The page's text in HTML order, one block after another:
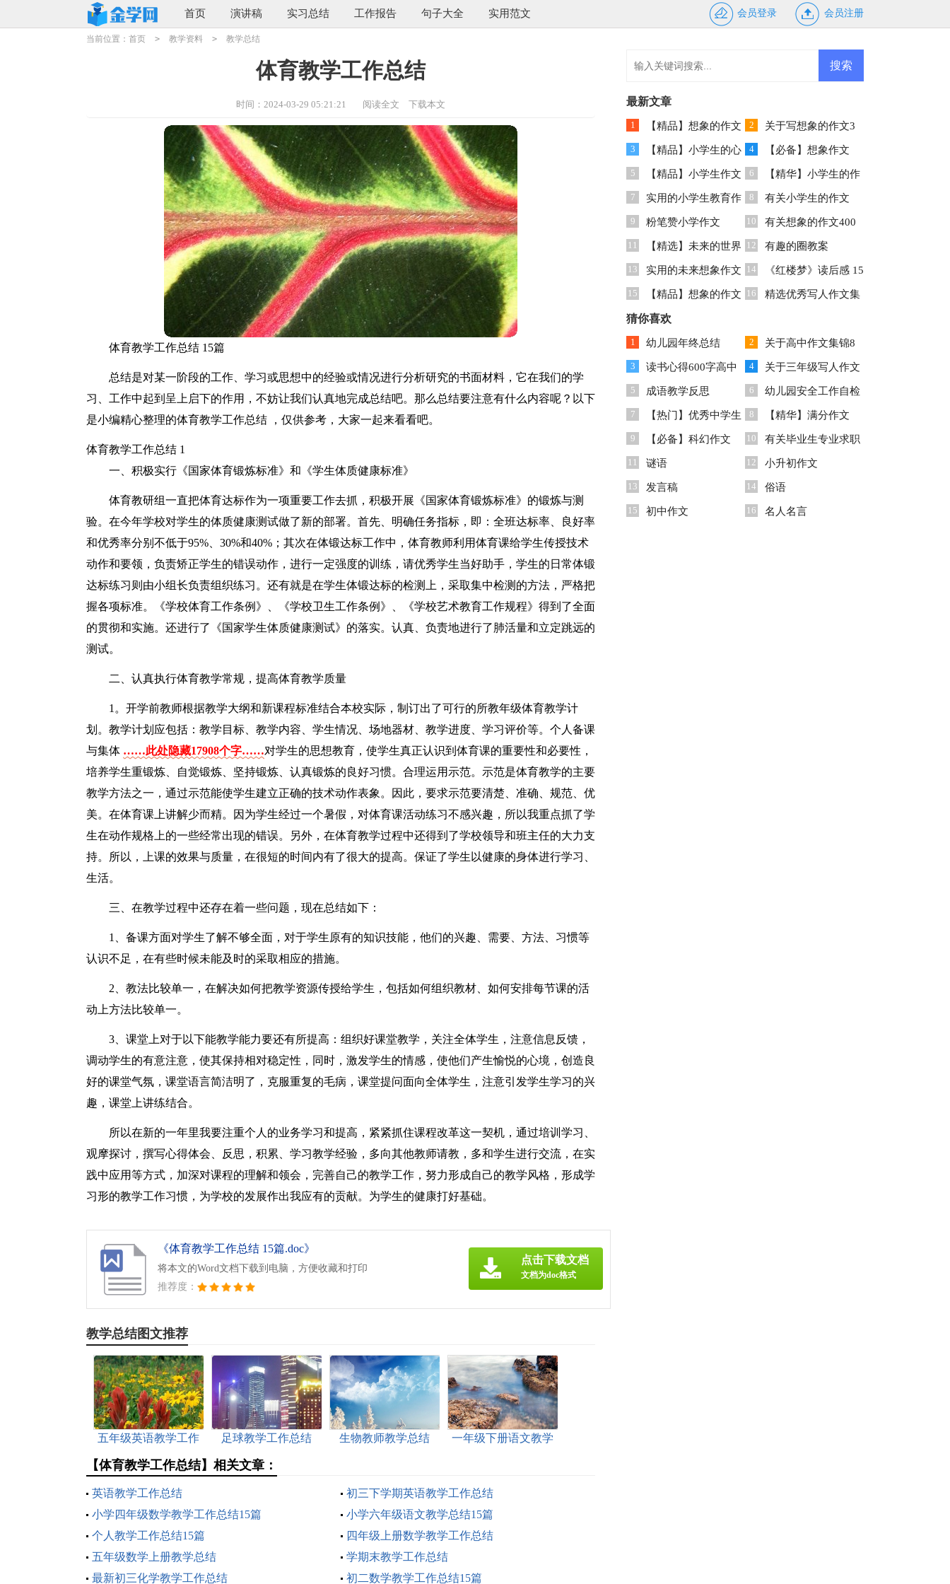
首页 演讲稿 实习总结 工作报告 句子大全 实用范文 会员登录 会员注册
当前位置： 首页 > 教学资料 > 教学总结
体育教学工作总结
时间：2024-03-29 05:21:21 阅读全文 下载本文
体育教学工作总结 15篇
总结是对某一阶段的工作、学习或思想中的经验或情况进行分析研究的书面材料，它在我们的学
习、工作中起到呈上启下的作用，不妨让我们认真地完成总结吧。那么总结要注意有什么内容呢？以下
是小编精心整理的体育教学工作总结 ，仅供参考，大家一起来看看吧。
体育教学工作总结 1
一、积极实行《国家体育锻炼标准》和《学生体质健康标准》
体育教研组一直把体育达标作为一项重要工作去抓，积极开展《国家体育锻炼标准》的锻炼与测
验。在今年学校对学生的体质健康测试做了新的部署。首先、明确任务指标，即：全班达标率、良好率
和优秀率分别不低于95%、30%和40%；其次在体锻达标工作中，体育教师利用体育课给学生传授技术
动作和要领，负责矫正学生的错误动作，进行一定强度的训练，请优秀学生当好助手，学生的日常体锻
达标练习则由小组长负责组织练习。还有就是在学生体锻达标的检测上，采取集中检测的方法，严格把
握各项标准。《学校体育工作条例》、《学校卫生工作条例》、《学校艺术教育工作规程》得到了全面
的贯彻和实施。还进行了《国家学生体质健康测试》的落实。认真、负责地进行了肺活量和立定跳远的
测试。
二、认真执行体育教学常规，提高体育教学质量
1。开学前教师根据教学大纲和新课程标准结合本校实际，制订出了可行的所教年级体育教学计
划。教学计划应包括：教学目标、教学内容、学生情况、场地器材、教学进度、学习评价等。个人备课
与集体 ……此处隐藏17908个字……对学生的思想教育，使学生真正认识到体育课的重要性和必要性，
培养学生重锻炼、自觉锻炼、坚持锻炼、认真锻炼的良好习惯。合理运用示范。示范是体育教学的主要
教学方法之一，通过示范能使学生建立正确的技术动作表象。因此，要求示范要清楚、准确、规范、优
美。在体育课上讲解少而精。因为学生经过一个暑假，对体育课活动练习不感兴趣，所以我重点抓了学
生在动作规格上的一些经常出现的错误。另外，在体育教学过程中还得到了学校领导和班主任的大力支
持。所以，上课的效果与质量，在很短的时间内有了很大的提高。保证了学生以健康的身体进行学习、
生活。
三、在教学过程中还存在着一些问题，现在总结如下：
1、备课方面对学生了解不够全面，对于学生原有的知识技能，他们的兴趣、需要、方法、习惯等
认识不足，在有些时候未能及时的采取相应的措施。
2、教法比较单一，在解决如何把教学资源传授给学生，包括如何组织教材、如何安排每节课的活
动上方法比较单一。
3、课堂上对于以下能教学能力要还有所提高：组织好课堂教学，关注全体学生，注意信息反馈，
调动学生的有意注意，使其保持相对稳定性，同时，激发学生的情感，使他们产生愉悦的心境，创造良
好的课堂气氛，课堂语言简洁明了，克服重复的毛病，课堂提问面向全体学生，注意引发学生学习的兴
趣，课堂上讲练结合。
所以在新的一年里我要注重个人的业务学习和提高，紧紧抓住课程改革这一契机，通过培训学习、
观摩探讨，撰写心得体会、反思，积累、学习教学经验，多向其他教师请教，多和学生进行交流，在实
践中应用等方式，加深对课程的理解和领会，完善自己的教学工作，努力形成自己的教学风格，形成学
习形的教学工作习惯，为学校的发展作出我应有的贡献。为学生的健康打好基础。
《体育教学工作总结 15篇.doc》
将本文的Word文档下载到电脑，方便收藏和打印
推荐度：
点击下载文档
文档为doc格式
教学总结图文推荐
五年级英语教学工作
足球教学工作总结 生物教师教学总结
一年级下册语文教学
【体育教学工作总结】相关文章：
英语教学工作总结
初三下学期英语教学工作总结
小学四年级数学教学工作总结15篇
小学六年级语文教学总结15篇
个人教学工作总结15篇
四年级上册数学教学工作总结
五年级数学上册教学总结
学期末教学工作总结
最新初三化学教学工作总结
初二数学教学工作总结15篇
最新文章
1 【精品】想象的作文
400字10篇
2 关于写想象的作文3
篇
3 【精品】小学生的心
情作文4篇
4 【必备】想象作文
300字3篇
5 【精品】小学生作文
600字合集9篇
6 【精华】小学生的作
文400字汇编六篇
7 实用的小学生教育作
文3篇
8 有关小学生的作文
400字合集七篇
9 粉笔赞小学作文 10 有关想象的作文400
字4篇
11 【精选】未来的世界
想象作文十篇
12 有趣的圈教案
13 实用的未来想象作文
8篇
14 《红楼梦》读后感 15
篇
15 【精品】想象的作文
600字3篇
16 精选优秀写人作文集
猜你喜欢
1 幼儿园年终总结 2 关于高中作文集锦8
篇
3 读书心得600字高中
西游记
4 关于三年级写人作文
300字锦集九篇
5 成语教学反思 6 幼儿园安全工作自检
自查报告合集5篇
7 【热门】优秀中学生
作文汇总5篇
8 【精华】满分作文
400字汇编四篇
9 【必备】科幻作文
300字合集8篇
10 有关毕业生专业求职
信合集5篇
11 谜语 12 小升初作文
13 发言稿 14 俗语
15 初中作文 16 名人名言